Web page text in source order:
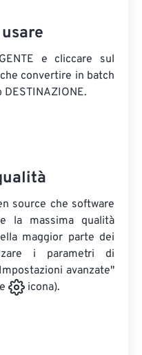
e cliccare sul
convertire in batch
source che software
la massima qualità
maggior parte dei
i parametri di
avanzate"
icona).